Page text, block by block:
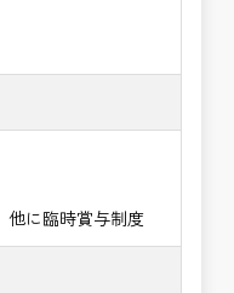
他に臨時賞与制度